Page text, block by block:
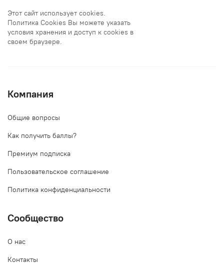
Этот сайт использует cookies.
Политика Cookies Вы можете указать
условия хранения и доступ к cookies в
своем браузере.
Компания
Общие вопросы
Как получить баллы?
Премиум подписка
Пользовательское соглашение
Политика конфиденциальности
Сообщество
О нас
Контакты